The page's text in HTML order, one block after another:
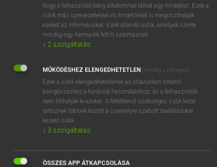
⚲ standardkeresése szótárainkban
stand about
stand against
standalone
stand-alone
standard
hogy a felhasználó hány alkalommal láthat egy hirdetést. Ezek a
sütik más szervezetekkel és hirdetőkkel is megoszthatják
ezeket az információkat. Ezek állandó sütik, amelyek szinte
mindig egy harmadik féltől származnak.
↓ 2 szolgáltatás
MŰKÖDÉSHEZ ELENGEDHETETLEN (mindig szükséges)
Ezek a sütik elengedhetetlenek az oldalunkon történő
böngészéshez,a funkciók használatához, és a felhasználók
nem tilthatják le azokat. A feltétlenül szükséges sütik közé
tartoznak többek között a személyre szabott beállításokat
kezelő sütik.
↓ 3 szolgáltatás
ÖSSZES APP ÁTKAPCSOLÁSA